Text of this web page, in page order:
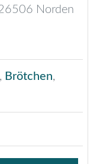
Norden
, Brötchen,